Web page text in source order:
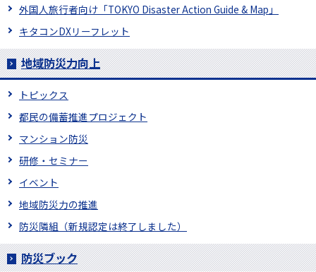
外国人旅行者向け「TOKYO Disaster Action Guide & Map」
キタコンDXリーフレット
地域防災力向上
トピックス
都民の備蓄推進プロジェクト
マンション防災
研修・セミナー
イベント
地域防災力の推進
防災隣組（新規認定は終了しました）
防災ブック